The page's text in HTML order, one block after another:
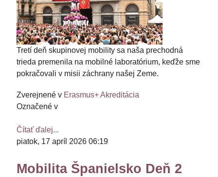
Tretí deň skupinovej mobility sa naša prechodná
trieda premenila na mobilné laboratórium, keďže sme
pokračovali v misii záchrany našej Zeme.
Zverejnené v Erasmus+ Akreditácia
Označené v
Čítať ďalej...
piatok, 17 apríl 2026 06:19
Mobilita Španielsko Deň 2